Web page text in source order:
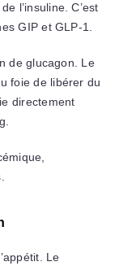
l’insuline. C’est
GIP et GLP-1.
de glucagon. Le
foie de libérer du
directement
Le